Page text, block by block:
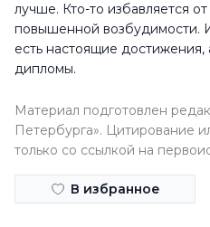
лучше. Кто-то избавляется
повышенной возбудимости.
есть настоящие
дипломы.
Материал подготовлен
Петербурга». Цитирование
только со ссылкой на
В избранное